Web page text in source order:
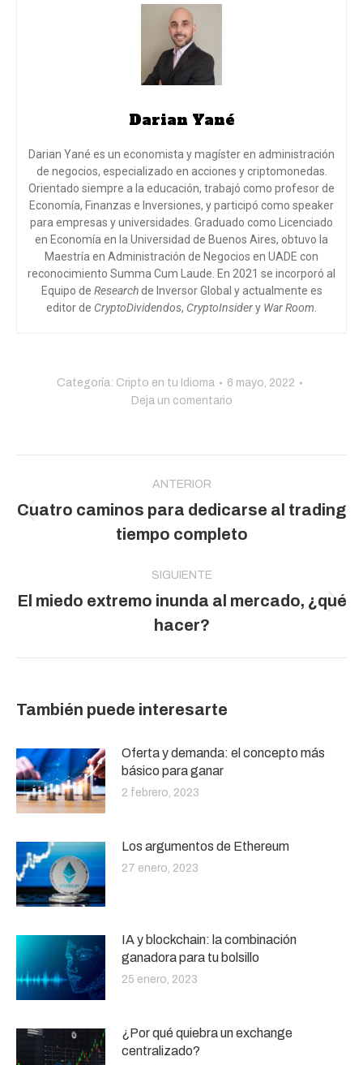
Darian Yané
Darian Yané es un economista y magíster en administración
de negocios, especializado en acciones y criptomonedas.
Orientado siempre a la educación, trabajó como profesor de
Economía, Finanzas e Inversiones, y participó como speaker
para empresas y universidades. Graduado como Licenciado
en Economía en la Universidad de Buenos Aires, obtuvo la
Maestría en Administración de Negocios en UADE con
reconocimiento Summa Cum Laude. En 2021 se incorporó al
Equipo de Researchde Inversor Global y actualmente es
editor de CryptoDividendos, CryptoInsidery War Room
Categoría: Cripto en tu Idioma
6 mayo, 2022
Deja un comentario
publicaciones
ANTERIOR
Publicación
anterior:
Cuatro caminos para dedicarse al trading
tiempo completo
SIGUIENTE
Publicación
siguiente:
El miedo extremo inunda al mercado, ¿qué
hacer?
También puede interesarte
Oferta y demanda: el concepto más
básico para ganar
2 febrero, 2023
Los argumentos de Ethereum
27 enero, 2023
IA y blockchain: la combinación
ganadora para tu bolsillo
25 enero, 2023
¿Por qué quiebra un exchange
centralizado?